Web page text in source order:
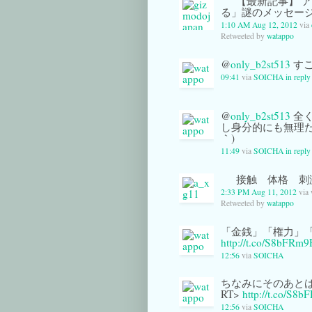
る」謎のメッセー
1:10 AM Aug 12, 2012 via
Retweeted by watappo
@only_b2st513 す
09:41 via SOICHA in
@only_b2st513 全
し身分的にも無理
｀)
11:49 via SOICHA in
接触 体格 刺
2:33 PM Aug 11, 2012 via
Retweeted by watappo
「金銭」「権力
http://t.co/
12:56 via SOICHA
ちなみにそのあと
RT> http://t.co/
12:56 via SOICHA